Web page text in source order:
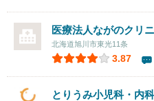
医療法人ながのクリ
北海道旭川市東光11条
3.87
とりうみ小児科・内科